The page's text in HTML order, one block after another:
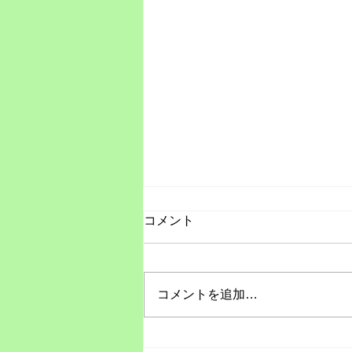
夏の冷えにご用心
コメント
コメントを追加…